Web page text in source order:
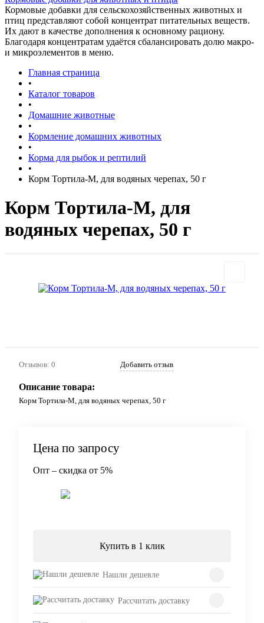
Кормовые добавки для сельскохозяйственных животных и
птиц представляют собой концентрат питательных веществ.
Их дают в качестве дополнения к основному рациону.
Благодаря концентратам удаётся сбалансировать долю макро-
и микроэлементов в меню.
Главная страница
•
Каталог товаров
•
Домашние животные
•
Кормление домашних животных
•
Корма для рыбок и рептилий
•
Корм Тортила-М, для водяных черепах, 50 г
Корм Тортила-М, для
водяных черепах, 50 г
Отзывов: 0 Добавить отзыв
Описание товара:
Корм Тортила-М, для водяных черепах, 50 г
Цена по запросу
Опт – скидка от 5%
Купить в 1 клик
Нашли дешевле
Рассчитать доставку